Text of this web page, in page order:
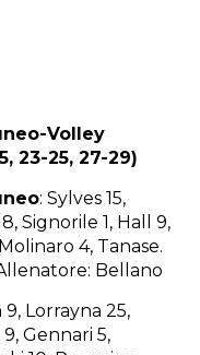
Volley
23-25, 27-29)
: Sylves 15,
Signorile 1, Hall 9,
4, Tanase.
Bellano
Lorrayna 25,
Gennari 5,